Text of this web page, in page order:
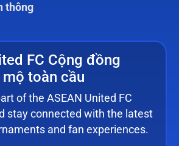
thông
FC Cộng đồng
toàn cầu
of the ASEAN United FC
stay connected with the latest
and fan experiences.